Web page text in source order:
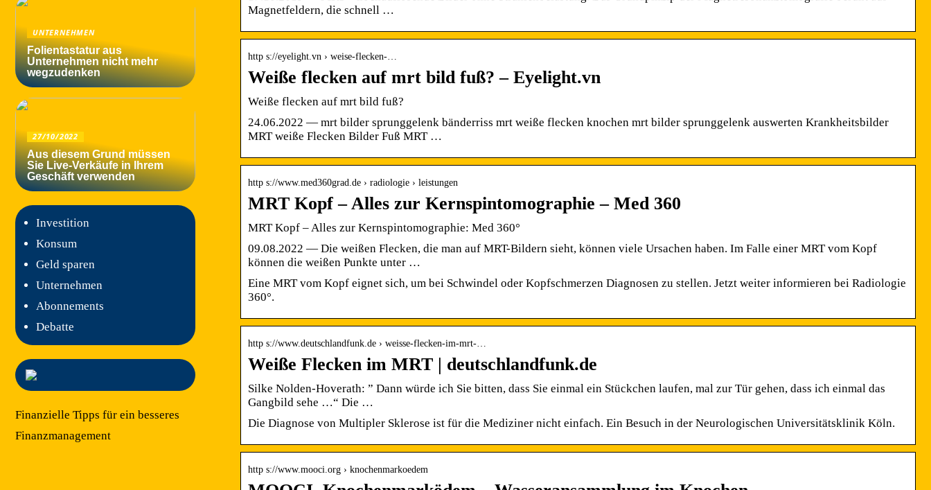
Magnetfeldern, die schnell …
http s://eyelight.vn › weise-flecken-…
Weiße flecken auf mrt bild fuß? – Eyelight.vn
Weiße flecken auf mrt bild fuß?
24.06.2022 — mrt bilder sprunggelenk bänderriss mrt weiße flecken knochen mrt bilder sprunggelenk auswerten Krankheitsbilder
MRT weiße Flecken Bilder Fuß MRT …
http s://www.med360grad.de › radiologie › leistungen
MRT Kopf – Alles zur Kernspintomographie – Med 360
MRT Kopf – Alles zur Kernspintomographie: Med 360°
09.08.2022 — Die weißen Flecken, die man auf MRT-Bildern sieht, können viele Ursachen haben. Im Falle einer MRT vom Kopf
können die weißen Punkte unter …
Eine MRT vom Kopf eignet sich, um bei Schwindel oder Kopfschmerzen Diagnosen zu stellen. Jetzt weiter informieren bei Radiologie
360°.
http s://www.deutschlandfunk.de › weisse-flecken-im-mrt-…
Weiße Flecken im MRT | deutschlandfunk.de
Silke Nolden-Hoverath: ” Dann würde ich Sie bitten, dass Sie einmal ein Stückchen laufen, mal zur Tür gehen, dass ich einmal das
Gangbild sehe …“ Die …
Die Diagnose von Multipler Sklerose ist für die Mediziner nicht einfach. Ein Besuch in der Neurologischen Universitätsklinik Köln.
http s://www.mooci.org › knochenmarkoedem
UNTERNEHMEN
Folientastatur aus
Unternehmen nicht mehr
wegzudenken
27/10/2022
Aus diesem Grund müssen
Sie Live-Verkäufe in Ihrem
Geschäft verwenden
Investition
Konsum
Geld sparen
Unternehmen
Abonnements
Debatte
Finanzielle Tipps für ein besseres
Finanzmanagement